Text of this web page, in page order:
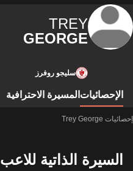
TREY
GEORGE
سليجو روفرز
الإحصائيات المسيرة الاحترافية
إحصائيات Trey George
السيرة الذاتية للاعب